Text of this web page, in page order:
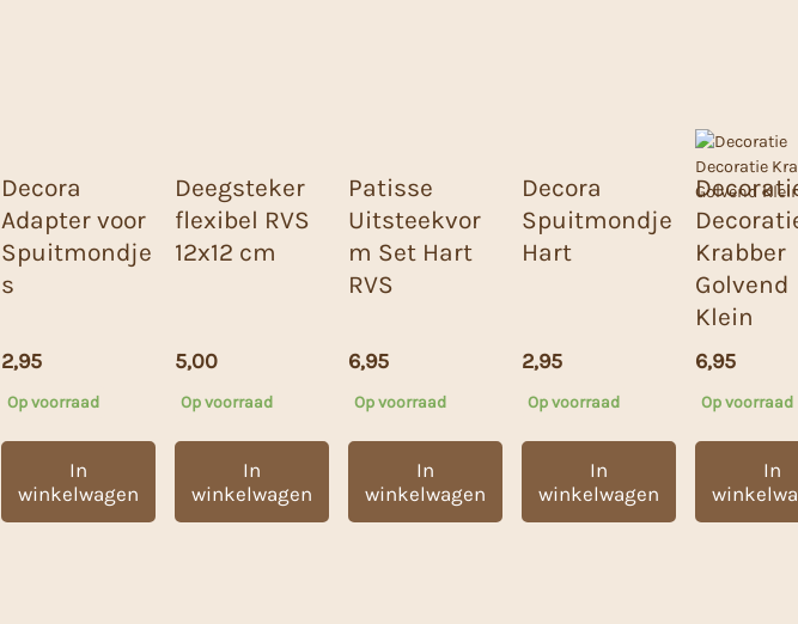
Decora
Adapter voor
Spuitmondje
s
2,95
Op voorraad
In
winkelwagen
Deegsteker
flexibel RVS
12x12 cm
5,00
Op voorraad
In
winkelwagen
Patisse
Uitsteekvor
m Set Hart
RVS
6,95
Op voorraad
In
winkelwagen
Decora
Spuitmondje
Hart
2,95
Op voorraad
In
winkelwagen
Krabber
Golvend
Klein
6,95
Op voorraad
In